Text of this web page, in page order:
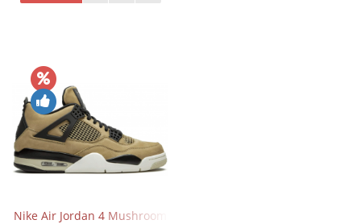
Nike Air Jordan 4 Mushroom